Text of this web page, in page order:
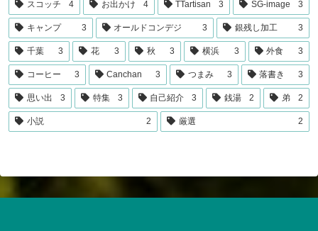
スコッチ 4 お出かけ 4 TTartisan 3 SG-image 3
キャンプ 3 オールドコンデジ 3 銀残し加工 3
千葉 3 花 3 秋 3 横浜 3 外食 3
コーヒー 3 Canchan 3 つまみ 3 落書き 3
思い出 3 特集 3 自己紹介 3 銭湯 2 弟 2
小説 2 厳選 2